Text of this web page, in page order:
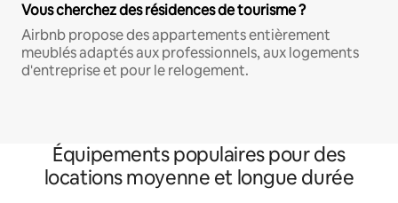
Vous cherchez des résidences de tourisme ?
Airbnb propose des appartements entièrement
meublés adaptés aux professionnels, aux logements
d'entreprise et pour le relogement.
Équipements populaires pour des
locations moyenne et longue durée